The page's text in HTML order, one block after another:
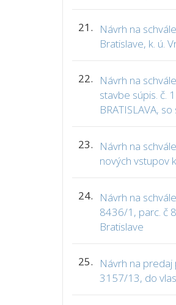
21.
Návrh na
Bratislave, k. ú.
22.
Návrh na
stavbe súpis. č.
BRATISLAVA,
23.
Návrh na
nových vstupov
24.
Návrh na
8436/1, parc. č
Bratislave
25.
Návrh na predaj
3157/13, do